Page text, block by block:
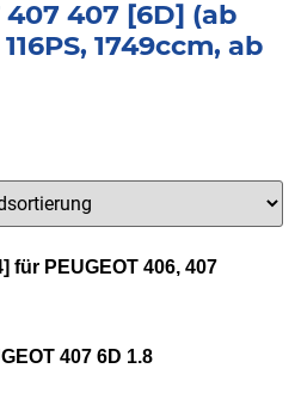
407 407 [6D] (ab
1749ccm, ab
für PEUGEOT 406, 407
407 6D 1.8